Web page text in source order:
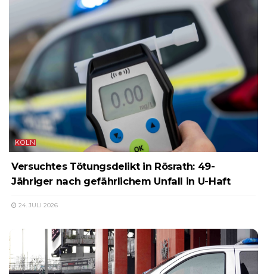
KÖLN
Versuchtes Tötungsdelikt in Rösrath: 49-
Jähriger nach gefährlichem Unfall in U-Haft
24. JULI 2026